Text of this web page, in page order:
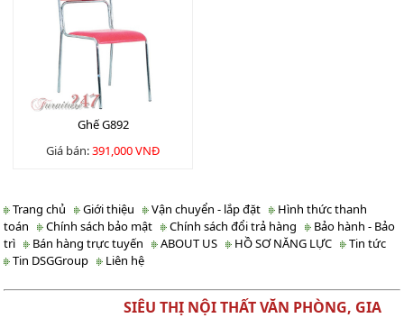
Ghế G892
Giá bán:391,000 VNĐ
Trang chủ Giới thiệu Vận chuyển - lắp đặt
Hình thức thanh
toán
Chính sách bảo mật Chính sách đổi trả hàng
Bảo hành - Bảo
trì
Bán hàng trực tuyến ABOUT US HỒ SƠ NĂNG LỰC
Tin tức
Tin DSGGroup
Liên hệ
SIÊU THỊ NỘI THẤT VĂN PHÒNG, GIA